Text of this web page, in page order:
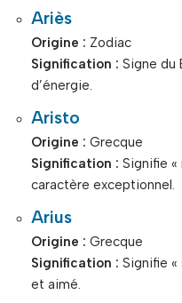
Ariès
Origine : Zodiac
Signification : Signe du
d’énergie.
Aristo
Origine : Grecque
Signification : Signifie «
caractère exceptionnel.
Arius
Origine : Grecque
Signification : Signifie «
et aimé.